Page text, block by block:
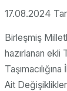
17.08.2024
Birleşmiş
hazırlanan ekli
Ait